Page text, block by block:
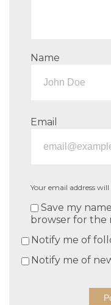
Name
Email
Your email address
Save my
browser for the
Notify me of
Notify me of